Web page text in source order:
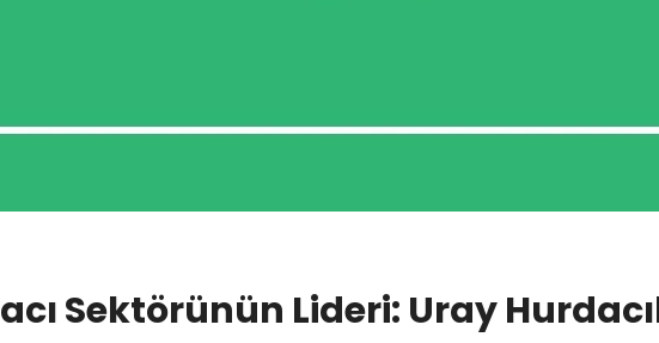
Sektörünün Lideri: Uray